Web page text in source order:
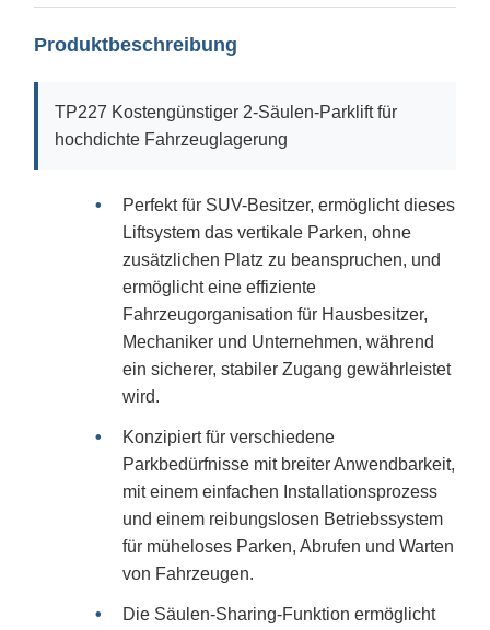
Produktbeschreibung
TP227 Kostengünstiger 2-Säulen-Parklift für
hochdichte Fahrzeuglagerung
Perfekt für SUV-Besitzer, ermöglicht dieses
Liftsystem das vertikale Parken, ohne
zusätzlichen Platz zu beanspruchen, und
ermöglicht eine effiziente
Fahrzeugorganisation für Hausbesitzer,
Mechaniker und Unternehmen, während
ein sicherer, stabiler Zugang gewährleistet
wird.
Konzipiert für verschiedene
Parkbedürfnisse mit breiter Anwendbarkeit,
mit einem einfachen Installationsprozess
und einem reibungslosen Betriebssystem
für müheloses Parken, Abrufen und Warten
von Fahrzeugen.
Die Säulen-Sharing-Funktion ermöglicht